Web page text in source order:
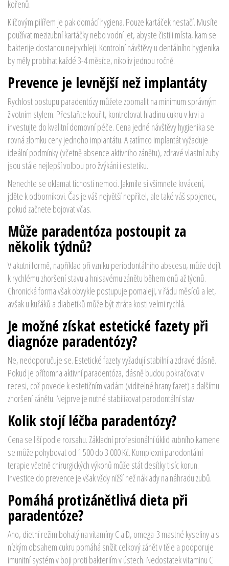
kořenů.
Klíčovým pilířem je pak domácí hygiena. Pouze kartáček nestačí. Musíte
používat mezizubní kartáčky nebo vodní jet, abyste čistili místa, kam se
bakterije dostanou nejrychleji. Kontrolní návštěvy u dentálního hygienika
by měly probíhat každé 3-4 měsíce, nikoliv jednou ročně.
Prevence je levnější než implantáty
Rychlost postupu paradentózy můžete zpomalit na minimum správným
životním stylem. Přestaňte kouřit, kontrolovat hladinu cukru v krvi a
investujte do kvalitní domovní péče. Cena jedné návštěvy hygienika se
rovná zlomku ceny jednoho implantátu. A zatímco implantát vyžaduje
ideální podmínky (včetně absence aktivního zánětu), zdravé vlastní zuby
jsou stále nejlepší volbou pro žvýkání i estetiku.
Nenechte se oklamat tichostí nemoci. Jakmile si všimnete krvácení,
jděte k odborníkovi. Čas je váš největší nepřítel, ale také váš spojenec,
pokud začnete bojovat včas.
Může paradentóza postoupit za
několik týdnů?
V akutní formě, například při vzniku periodontálního abscesu, může dojít
k rychlému zhoršení stavu a hnisavému zánětu během dnů až týdnů.
Chronická forma však obvykle postupuje pomaleji, v řádu měsíců a let,
avšak u kuřáků a diabetiků může být ztráta kosti velmi rychlá.
Je možné získat estetické fazety při
diagnóze paradentózy?
Ne, nedoporučuje se. Estetické fazety vyžadují stabilní a zdravé dásně.
Pokud je přítomna aktivní paradentóza, dásně budou pokračovat v
recesi, což povede k estetičním vadám (viditelné hrany fazet) a dalšímu
zhoršení zánětu. Nejprve je nutné stabilizovat parodontální stav.
Kolik stojí léčba paradentózy?
Cena se liší podle rozsahu. Základní profesionální úklid zubního kamene
se může pohybovat od 1 500 do 3 000 Kč. Komplexní parodontální
terapie včetně chirurgických výkonů může stát desítky tisíc korun.
Investice do prevence je však vždy nižší než náklady na náhradu zubů.
Pomáhá protizánětlivá dieta při
paradentóze?
Ano, dietní režim bohatý na vitamíny C a D, omega-3 mastné kyseliny a s
nízkým obsahem cukru pomáhá snížit celkový zánět v těle a podporuje
imunitní systém v boji proti bakteriím v ústech. Nedostatek vitaminu C